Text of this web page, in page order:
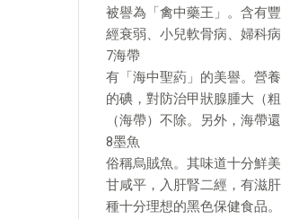
被譽為「禽中藥王」。含有
經衰弱、小兒軟骨病、婦科
7海帶
有「海中聖葯」的美譽。營
的碘，對防治甲狀腺腫大（
（海帶）不除。另外，海帶
8墨魚
俗稱烏賊魚。其味道十分鮮
甘咸平，入肝腎二經，有滋
種十分理想的黑色保健食品。